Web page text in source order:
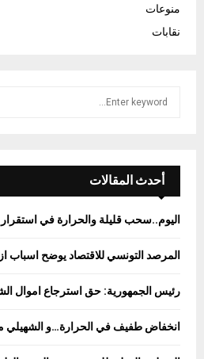
منوعات
نقابات
f
r
أحدث المقالات
اليوم..سحب قليلة والحرارة في استقرار
المرصد التونسي للاقتصاد يوضح اسباب
رئيس الجمهورية: حق استرجاع اموال
انخفاض طفيف في الحرارة…و الشهيلي